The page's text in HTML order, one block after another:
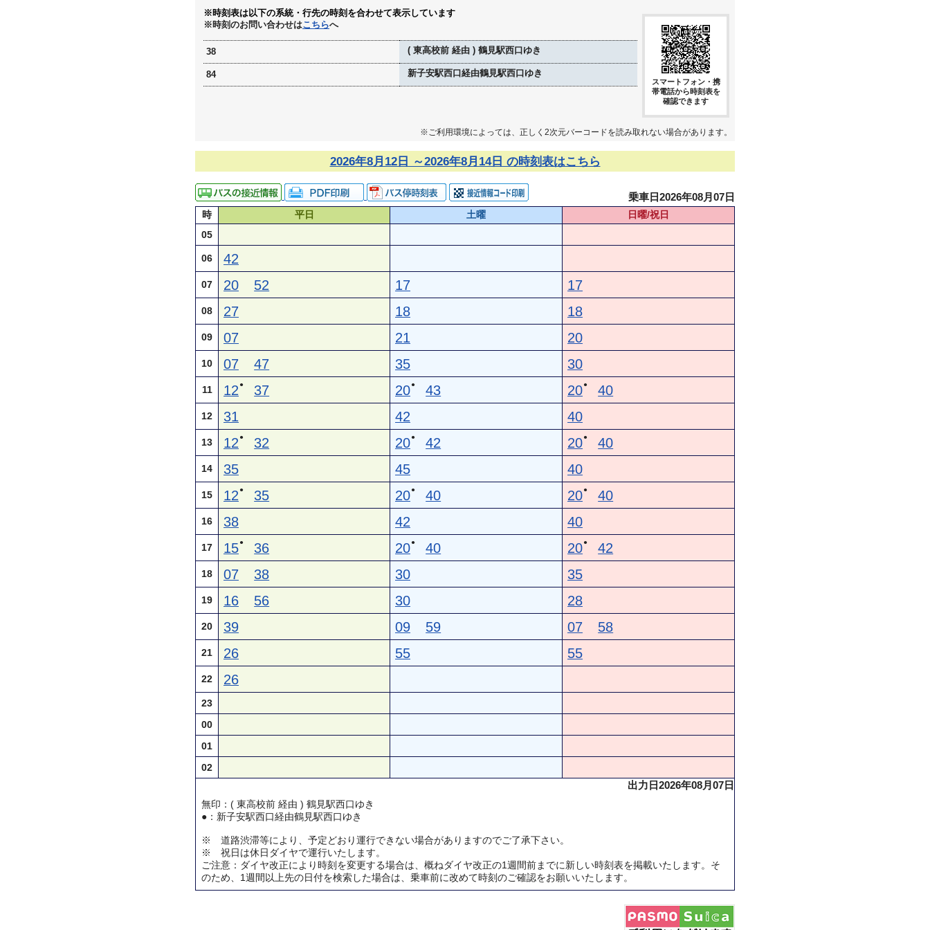
※時刻表は以下の系統・行先の時刻を合わせて表示しています
※時刻のお問い合わせはこちらへ
38 ( 東高校前 経由 ) 鶴見駅西口ゆき
84 新子安駅西口経由鶴見駅西口ゆき
スマートフォン・携
帯電話から時刻表を
確認できます
※ご利用環境によっては、正しく2次元バーコードを読み取れない場合があります。
2026年8月12日 ～2026年8月14日 の時刻表はこちら
乗車日2026年08月07日
時 平日 土曜
日曜/祝日
05
06 42
07 20 52 17 17
08 27 18 18
09 07 21 20
10 07 47 35 30
11 12 ● 37 20● 43 20● 40
12 31 42 40
13 12 ● 32 20● 42 20● 40
14 35 45 40
15 12 ● 35 20● 40 20● 40
16 38 42 40
17 15● 36 20● 40 20● 42
18 07 38 30 35
19 16 56 30 28
20 39 09 59 07 58
21 26 55 55
22 26
23
00
01
02
出力日2026年08月07日
無印：( 東高校前 経由 ) 鶴見駅西口ゆき
●：新子安駅西口経由鶴見駅西口ゆき
※ 道路渋滞等により、予定どおり運行できない場合がありますのでご了承下さい。
※ 祝日は休日ダイヤで運行いたします。
ご注意：ダイヤ改正により時刻を変更する場合は、概ねダイヤ改正の1週間前までに新しい時刻表を掲載いたします。そ
のため、1週間以上先の日付を検索した場合は、乗車前に改めて時刻のご確認をお願いいたします。